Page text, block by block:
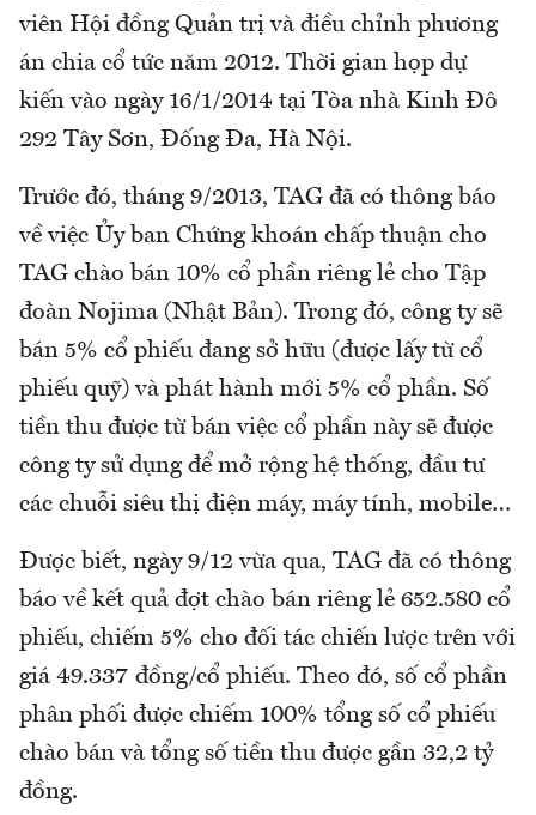
viên Hội đồng Quản trị và điều chỉnh phương
án chia cổ tức năm 2012. Thời gian họp dự
kiến vào ngày 16/1/2014 tại Tòa nhà Kinh Đô
292 Tây Sơn, Đống Đa, Hà Nội.
Trước đó, tháng 9/2013, TAG đã có thông báo
về việc Ủy ban Chứng khoán chấp thuận cho
TAG chào bán 10% cổ phần riêng lẻ cho Tập
đoàn Nojima (Nhật Bản). Trong đó, công ty sẽ
bán 5% cổ phiếu đang sở hữu (được lấy từ cổ
phiếu quỹ) và phát hành mới 5% cổ phần. Số
tiền thu được từ bán việc cổ phần này sẽ được
công ty sử dụng để mở rộng hệ thống, đầu tư
các chuỗi siêu thị điện máy, máy tính, mobile…
Được biết, ngày 9/12 vừa qua, TAG đã có thông
báo về kết quả đợt chào bán riêng lẻ 652.580 cổ
phiếu, chiếm 5% cho đối tác chiến lược trên với
giá 49.337 đồng/cổ phiếu. Theo đó, số cổ phần
phân phối được chiếm 100% tổng số cổ phiếu
chào bán và tổng số tiền thu được gần 32,2 tỷ
đồng.